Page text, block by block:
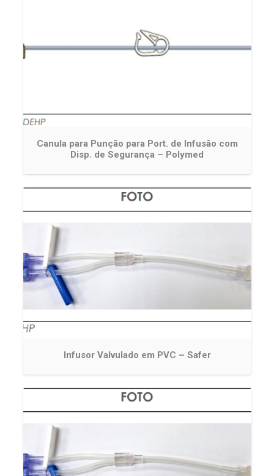
Canula para Punção para Port. de Infusão com
Disp. de Segurança – Polymed
Infusor Valvulado em PVC – Safer